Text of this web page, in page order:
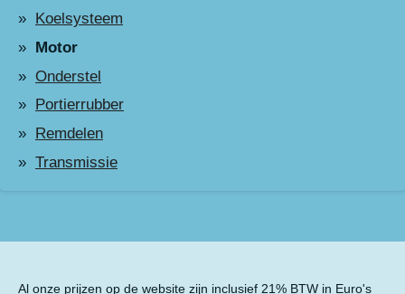
Koelsysteem
Motor
Onderstel
Portierrubber
Remdelen
Transmissie
Al onze prijzen op de website zijn inclusief 21% BTW in Euro's